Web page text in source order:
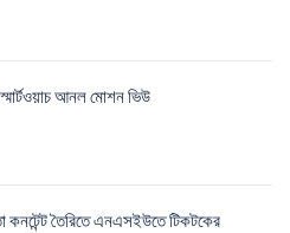
আনল মোশন ভিউ
কনটেন্ট তৈরিতে এনএসইউতে টিকটকের